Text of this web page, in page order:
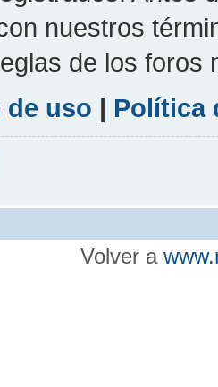
nuestros
de los foros
de uso | Política
Volver a